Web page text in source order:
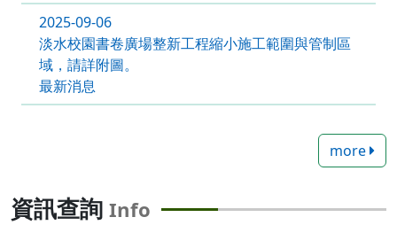
2025-09-06
淡水校園書卷廣場整新工程縮小施工範圍與管制區
域，請詳附圖。
最新消息
more
資訊查詢 Info